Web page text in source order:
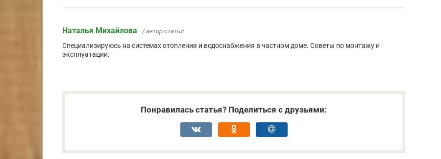
Наталья Михайлова / автор статьи
Специализируюсь на системах отопления и водоснабжения в частном доме. Советы по монтажу и
эксплуатации.
Понравилась статья? Поделиться с друзьями: